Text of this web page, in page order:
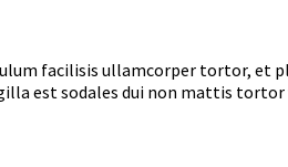
facilisis ullamcorper tortor, et
est sodales dui non mattis